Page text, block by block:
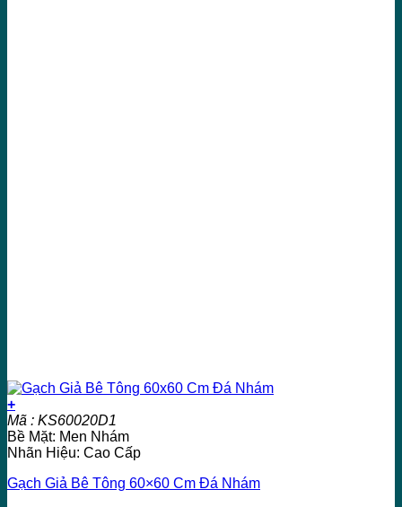
+
Mã : KS60020D1
Bề Mặt: Men Nhám
Nhãn Hiệu: Cao Cấp
Gạch Giả Bê Tông 60×60 Cm Đá Nhám